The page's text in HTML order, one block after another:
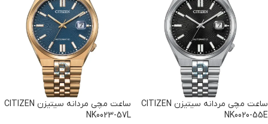
ساعت مچی مردانه سیتیزن CITIZEN
NK0020-55E
ساعت مچی مردانه سیتیزن CITIZEN
NK0023-57L